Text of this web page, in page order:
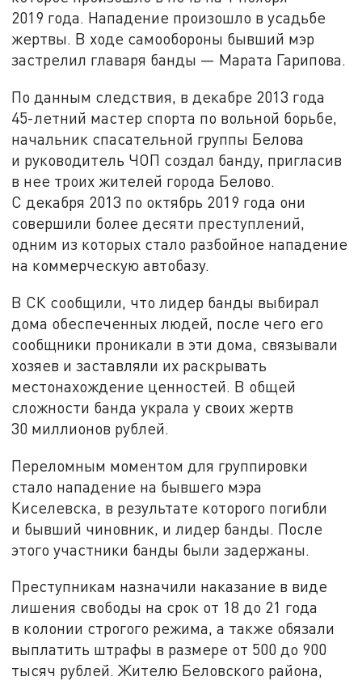
2019 года. Нападение произошло в усадьбе
жертвы. В ходе самообороны бывший мэр
застрелил главаря банды — Марата Гарипова.
По данным следствия, в декабре 2013 года
45-летний мастер спорта по вольной борьбе,
начальник спасательной группы Белова
и руководитель ЧОП создал банду, пригласив
в нее троих жителей города Белово.
С декабря 2013 по октябрь 2019 года они
совершили более десяти преступлений,
одним из которых стало разбойное нападение
на коммерческую автобазу.
В СК сообщили, что лидер банды выбирал
дома обеспеченных людей, после чего его
сообщники проникали в эти дома, связывали
хозяев и заставляли их раскрывать
местонахождение ценностей. В общей
сложности банда украла у своих жертв
30 миллионов рублей.
Переломным моментом для группировки
стало нападение на бывшего мэра
Киселевска, в результате которого погибли
и бывший чиновник, и лидер банды. После
этого участники банды были задержаны.
Преступникам назначили наказание в виде
лишения свободы на срок от 18 до 21 года
в колонии строгого режима, а также обязали
выплатить штрафы в размере от 500 до 900
тысяч рублей. Жителю Беловского района,